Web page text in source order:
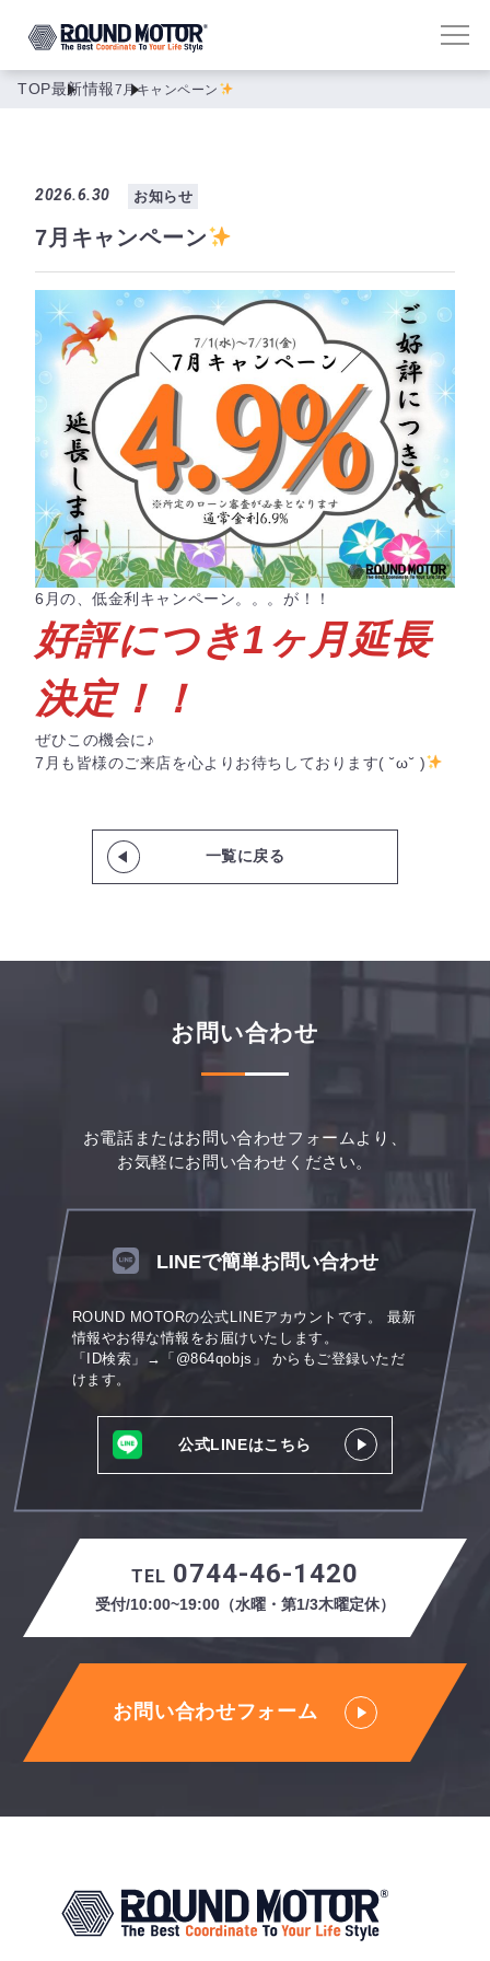
TOP最新情報7月キャンペーン
2026.6.30 お知らせ
7月キャンペーン
6月の、低金利キャンペーン。。。が！！
好評につき1ヶ月延長
決定！！
ぜひこの機会に♪
7月も皆様のご来店を心よりお待ちしております( ˘ω˘ )
一覧に戻る
お問い合わせ
お電話またはお問い合わせフォームより、
お気軽にお問い合わせください。
LINEで簡単お問い合わせ
ROUND MOTORの公式LINEアカウントです。
最新
情報やお得な情報をお届けいたします。
「ID検索」→「@864qobjs」
からもご登録いただ
けます。
公式LINEはこちら
TEL 0744-46-1420
受付/10:00~19:00（水曜・第1/3木曜定休）
お問い合わせフォーム